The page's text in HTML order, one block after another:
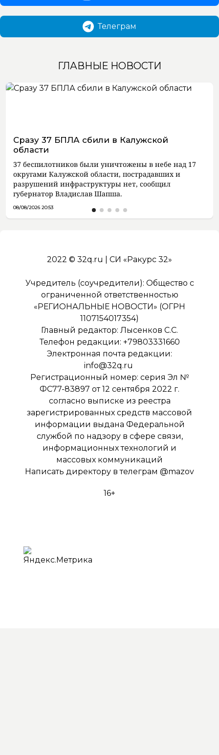
Телеграм
ГЛАВНЫЕ НОВОСТИ
Сразу 37 БПЛА сбили в Калужской
области
37 беспилотников были уничтожены в небе над 17
округами Калужской области, пострадавших и
разрушений инфраструктуры нет, сообщил
губернатор Владислав Шапша.
08/08/2026 20:53
2022 © 32q.ru | СИ «Ракурс 32»
Учредитель (соучредители): Общество с
ограниченной ответственностью
«РЕГИОНАЛЬНЫЕ НОВОСТИ» (ОГРН
1107154017354)
Главный редактор: Лысенков С.С.
Телефон редакции: +79803331660
Электронная почта редакции:
info@32q.ru
Регистрационный номер: серия Эл №
ФС77-83897 от 12 сентября 2022 г.
согласно выписке из реестра
зарегистрированных средств массовой
информации выдана Федеральной
службой по надзору в сфере связи,
информационных технологий и
массовых коммуникаций
Написать директору в телеграм @mazov
16+